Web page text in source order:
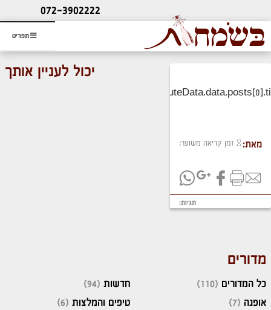
תפריט
ליעוץ חינם
והזמנת כרטיס שמחות
072-3902222
מאת: זמן קריאה משוער:
תגיות:
יכול לעניין אותך
מדורים
כל המדורים (110)
אופנה (7)
חדשות (94)
טיפים והמלצות (6)